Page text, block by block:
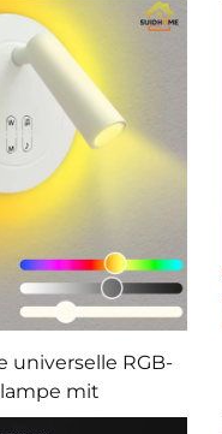
universelle RGB-
mit